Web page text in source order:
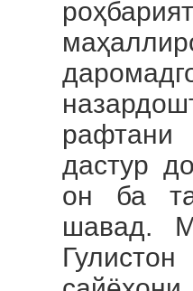
рафтани
дастур
он ба
шавад.